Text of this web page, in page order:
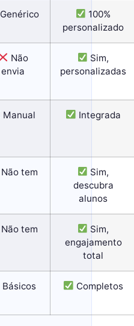
Genérico
100%
personalizado
Não
envia
Sim,
personalizadas
Manual Integrada
Não tem
Sim,
descubra
alunos
Não tem
Sim,
engajamento
total
Básicos Completos